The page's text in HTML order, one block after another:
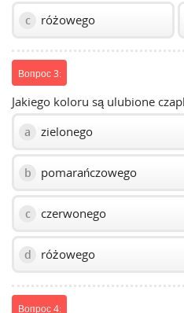
c różowego
Вопрос 3:
Jakiego koloru są ulubione
a zielonego
b pomarańczowego
c czerwonego
d różowego
Вопрос 4: